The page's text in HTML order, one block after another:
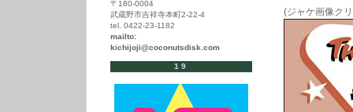
(ジャケ画像ク
〒180-0004
武蔵野市吉祥寺本町2-22-4
tel. 0422-23-1182
mailto:
kichijoji@coconutsdisk.com
19